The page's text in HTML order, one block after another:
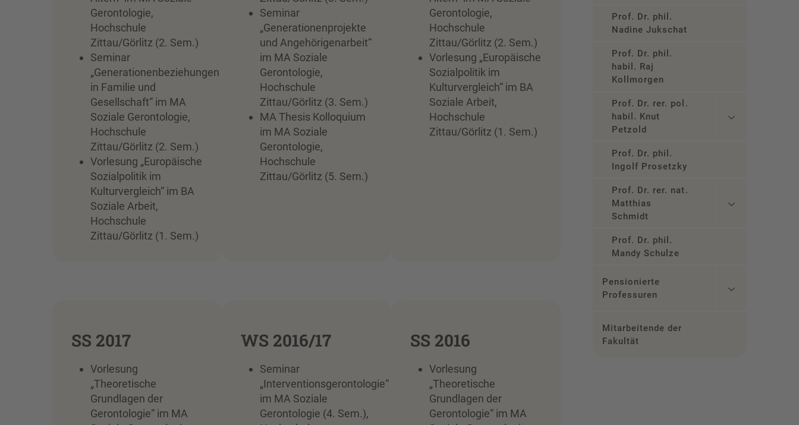
Gerontologie,
Hochschule
Zittau/Görlitz (2. Sem.)
Seminar
„Generationenbeziehungen
in Familie und
Gesellschaft“ im MA
Soziale Gerontologie,
Hochschule
Zittau/Görlitz (2. Sem.)
Vorlesung „Europäische
Sozialpolitik im
Kulturvergleich“ im BA
Soziale Arbeit,
Hochschule
Zittau/Görlitz (1. Sem.)
Seminar
„Generationenprojekte
und Angehörigenarbeit“
im MA Soziale
Gerontologie,
Hochschule
Zittau/Görlitz (3. Sem.)
MA Thesis Kolloquium
im MA Soziale
Gerontologie,
Hochschule
Zittau/Görlitz (5. Sem.)
Gerontologie,
Hochschule
Zittau/Görlitz (2. Sem.)
Vorlesung „Europäische
Sozialpolitik im
Kulturvergleich“ im BA
Soziale Arbeit,
Hochschule
Zittau/Görlitz (1. Sem.)
SS 2017
Vorlesung
„Theoretische
Grundlagen der
Gerontologie“ im MA
WS 2016/17
Seminar
„Interventionsgerontologie“
im MA Soziale
Gerontologie (4. Sem.),
SS 2016
Vorlesung
„Theoretische
Grundlagen der
Gerontologie“ im MA
Prof. Dr. phil.
Nadine Jukschat
Prof. Dr. phil.
habil. Raj
Kollmorgen
Prof. Dr. rer. pol.
habil. Knut
Petzold
Prof. Dr. phil.
Ingolf Prosetzky
Prof. Dr. rer. nat.
Matthias
Schmidt
Prof. Dr. phil.
Mandy Schulze
Pensionierte
Professuren
Mitarbeitende der
Fakultät